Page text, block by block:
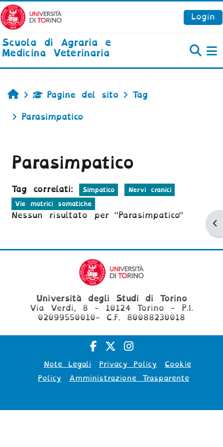
Vai al contenuto principale
Login
Scuola di Agraria e
Medicina Veterinaria
HomePagine del sito Tag
Parasimpatico
Parasimpatico
Tag correlati: Simpatico
Nervi cranici
Vie motrici somatiche
Nessun risultato per "Parasimpatico"
Università degli Studi di Torino
Via Verdi, 8 - 10124 Torino - P.I.
02099550010- C.F. 80088230018
Note Legali Privacy Policy
Cookie
Policy
Amministrazione Trasparente